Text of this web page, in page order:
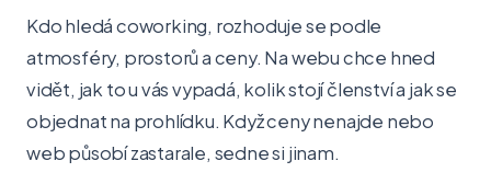
Kdo hledá coworking, rozhoduje se podle
atmosféry, prostorů a ceny. Na webu chce hned
vidět, jak to u vás vypadá, kolik stojí členství a jak se
objednat na prohlídku. Když ceny nenajde nebo
web působí zastarale, sedne si jinam.